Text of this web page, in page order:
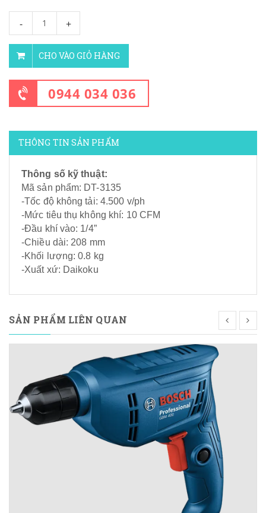
- +
CHO VÀO GIỎ HÀNG
0944 034 036
THÔNG TIN SẢN PHẨM
Thông số kỹ thuật:
Mã sản phẩm: DT-3135
-Tốc độ không tải: 4.500 v/ph
-Mức tiêu thụ không khí: 10 CFM
-Đầu khí vào: 1/4”
-Chiều dài: 208 mm
-Khối lượng: 0.8 kg
-Xuất xứ: Daikoku
SẢN PHẨM LIÊN QUAN